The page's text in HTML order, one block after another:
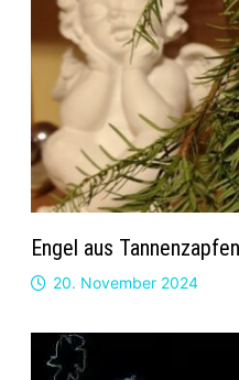
Engel aus
20. November 2024